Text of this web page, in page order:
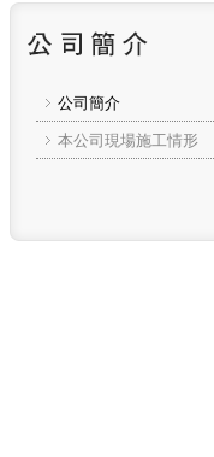
公司簡介
本公司現場施工情形